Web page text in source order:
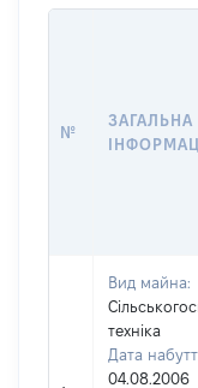
№
ЗАГАЛЬНА
Вид майна:
техніка
Дата
04.08.2006